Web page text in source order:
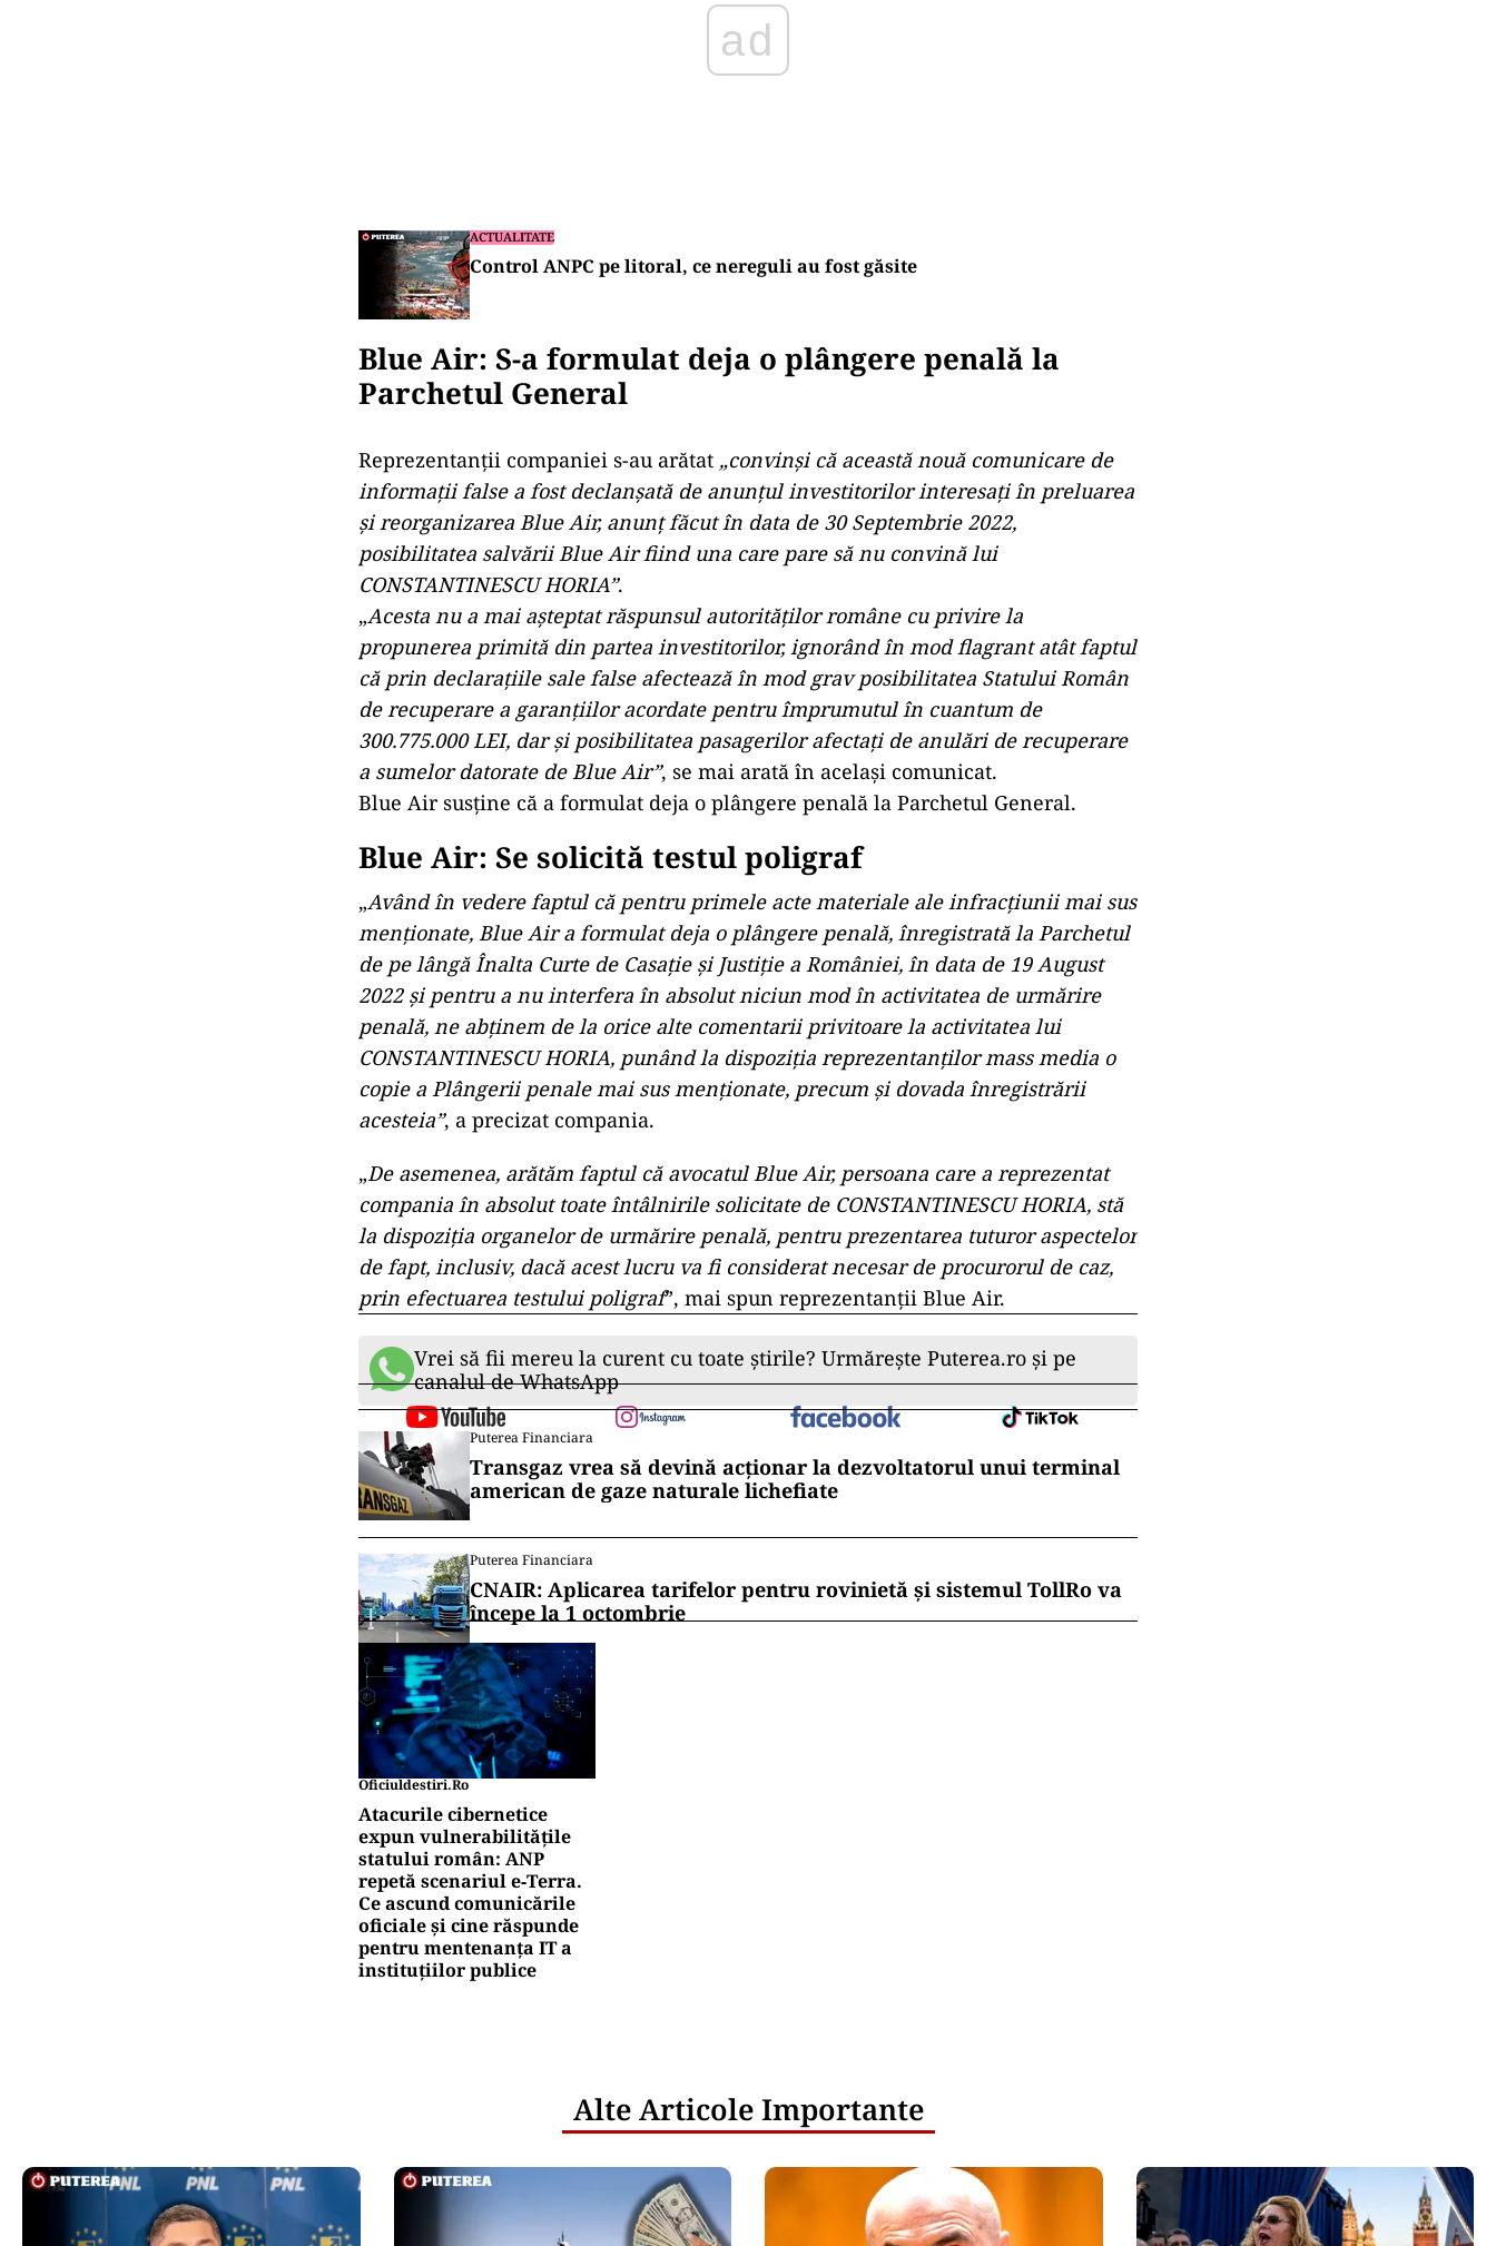
ACTUALITATE
Control ANPC pe litoral, ce nereguli au fost găsite
Blue Air: S-a formulat deja o plângere penală la
Parchetul General
Reprezentanții companiei s-au arătat „convinși că această nouă comunicare de
informații false a fost declanșată de anunțul investitorilor interesați în preluarea
și reorganizarea Blue Air, anunț făcut în data de 30 Septembrie 2022,
posibilitatea salvării Blue Air fiind una care pare să nu convină lui
CONSTANTINESCU HORIA”.
„Acesta nu a mai așteptat răspunsul autorităților române cu privire la
propunerea primită din partea investitorilor, ignorând în mod flagrant atât faptul
că prin declarațiile sale false afectează în mod grav posibilitatea Statului Român
de recuperare a garanțiilor acordate pentru împrumutul în cuantum de
300.775.000 LEI, dar și posibilitatea pasagerilor afectați de anulări de recuperare
a sumelor datorate de Blue Air”, se mai arată în același comunicat.
Blue Air susține că a formulat deja o plângere penală la Parchetul General.
Blue Air: Se solicită testul poligraf
„Având în vedere faptul că pentru primele acte materiale ale infracțiunii mai sus
menționate, Blue Air a formulat deja o plângere penală, înregistrată la Parchetul
de pe lângă Înalta Curte de Casație și Justiție a României, în data de 19 August
2022 și pentru a nu interfera în absolut niciun mod în activitatea de urmărire
penală, ne abținem de la orice alte comentarii privitoare la activitatea lui
CONSTANTINESCU HORIA, punând la dispoziția reprezentanților mass media o
copie a Plângerii penale mai sus menționate, precum și dovada înregistrării
acesteia”, a precizat compania.
„De asemenea, arătăm faptul că avocatul Blue Air, persoana care a reprezentat
compania în absolut toate întâlnirile solicitate de CONSTANTINESCU HORIA, stă
la dispoziția organelor de urmărire penală, pentru prezentarea tuturor aspectelor
de fapt, inclusiv, dacă acest lucru va fi considerat necesar de procurorul de caz,
prin efectuarea testului poligraf”, mai spun reprezentanții Blue Air.
Vrei să fii mereu la curent cu toate știrile? Urmărește Puterea.ro și pe
canalul de WhatsApp
Puterea Financiara
Transgaz vrea să devină acționar la dezvoltatorul unui terminal
american de gaze naturale lichefiate
Puterea Financiara
CNAIR: Aplicarea tarifelor pentru rovinietă și sistemul TollRo va
începe la 1 octombrie
Oficiuldestiri.ro
Atacurile cibernetice
expun vulnerabilitățile
statului român: ANP
repetă scenariul e‑Terra.
Ce ascund comunicările
oficiale și cine răspunde
pentru mentenanța IT a
instituțiilor publice
Alte Articole Importante